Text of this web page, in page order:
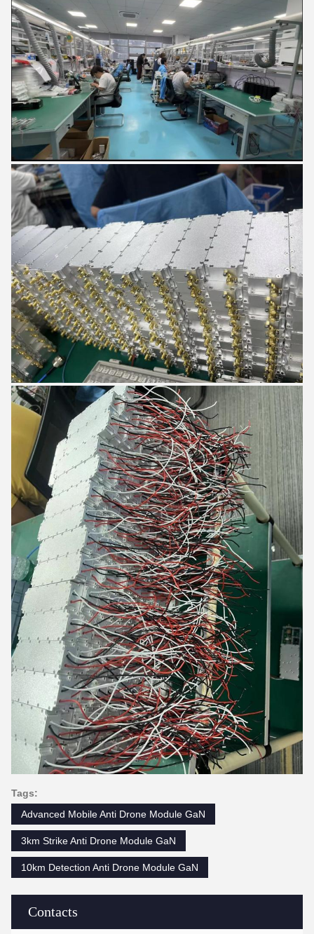
Contacts
Tags:
Advanced Mobile Anti Drone Module GaN
3km Strike Anti Drone Module GaN
10km Detection Anti Drone Module GaN